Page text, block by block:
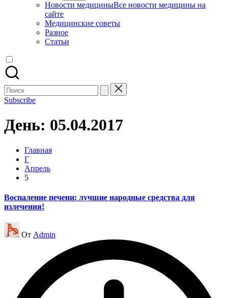
Новости медициныВсе новости медицины на
сайте
Медицинские советы
Разное
Статьи
Поиск
для:
Subscribe
День: 05.04.2017
Главная
Г
Апрель
5
Воспаление печени: лучшие народные средства для
излечения!
Запись
от
От Admin